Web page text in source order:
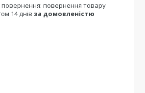
повернення товару
14 днів за домовленістю